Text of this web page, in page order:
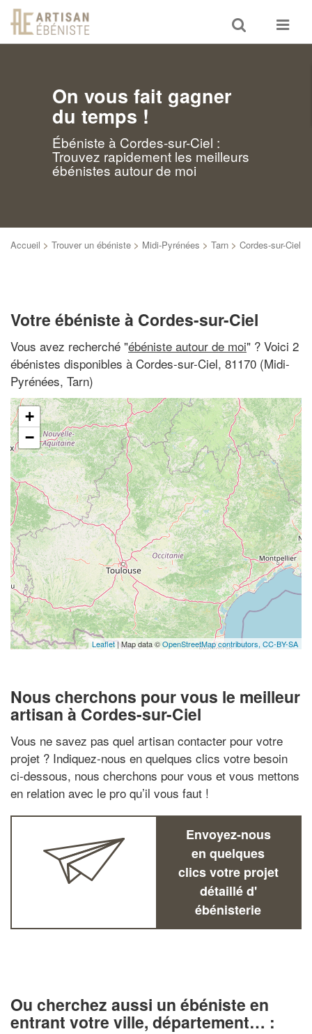
Toggle
search
Toggle
On vous fait gagner
du temps !
Ébéniste à Cordes-sur-Ciel :
Trouvez rapidement les meilleurs
ébénistes autour de moi
Accueil > Trouver un ébéniste > Midi-Pyrénées > Tarn > Cordes-sur-Ciel
Votre ébéniste à Cordes-sur-Ciel
Vous avez recherché "ébéniste autour de moi" ? Voici 2
ébénistes disponibles à Cordes-sur-Ciel, 81170 (Midi-
Pyrénées, Tarn)
+
−
Leaflet | Map data ©OpenStreetMap contributors, CC-BY-SA
Nous cherchons pour vous le meilleur
artisan à Cordes-sur-Ciel
Vous ne savez pas quel artisan contacter pour votre
projet ? Indiquez-nous en quelques clics votre besoin
ci-dessous, nous cherchons pour vous et vous mettons
en relation avec le pro qu’il vous faut !
Envoyez-nous
en quelques
clics votre projet
détaillé d'
ébénisterie
Ou cherchez aussi un ébéniste en
entrant votre ville, département… :